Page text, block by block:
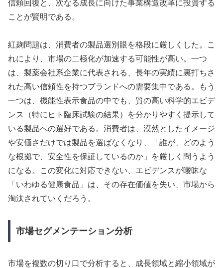
信頼回復と、次なる成長に向けた事業構造改革に投資する
ことが賢明である。
紅麹問題は、消費者の製品選別眼を格段に厳しくした。こ
れにより、市場の二極化が加速する可能性が高い。一つ
は、製薬会社系企業に代表される、長年の実績に裏打ちさ
れた高い信頼性を持つブランドへの需要集中である。もう
一つは、機能性表示食品の中でも、質の高い科学的エビデ
ンス（特にヒト臨床試験の結果）を分かりやすく提示して
いる製品への選好である。消費者は、漠然としたイメージ
や安価さだけでは製品を選ばなくなり、「誰が、どのよう
な根拠で、安全性を保証しているのか」を厳しく問うよう
になる。この変化に対応できない、エビデンスが曖昧な
「いわゆる健康食品」は、その存在価値を失い、市場から
淘汰されていくだろう。
市場セグメンテーション分析
市場を複数の切り口で分析すると、成長領域と縮小領域が